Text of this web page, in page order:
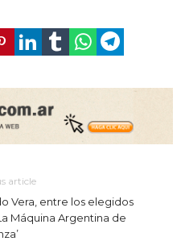
article
Vera, entre los elegidos
Máquina Argentina de